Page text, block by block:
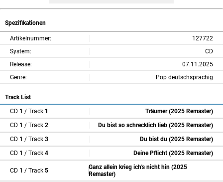
Spezifikationen
Artikelnummer:
127722
System:
CD
Release:
07.11.2025
Genre:
Pop deutschsprachig
Track List
CD 1 / Track 1
Träumer (2025 Remaster)
CD 1 / Track 2
Du bist so schrecklich lieb (2025 Remaster)
CD 1 / Track 3
Du bist du (2025 Remaster)
CD 1 / Track 4 Deine Pflicht (2025 Remaster)
CD 1 / Track 5
Ganz allein krieg ich's nicht hin (2025
Remaster)